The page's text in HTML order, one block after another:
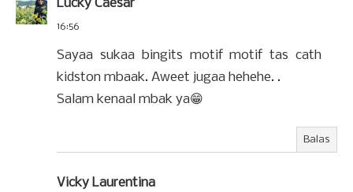
Lucky Caesar
16:56
Sayaa sukaa bingits motif motif tas cath
kidston mbaak. Aweet jugaa hehehe. .
Salam kenaal mbak ya😁
Balas
Vicky Laurentina